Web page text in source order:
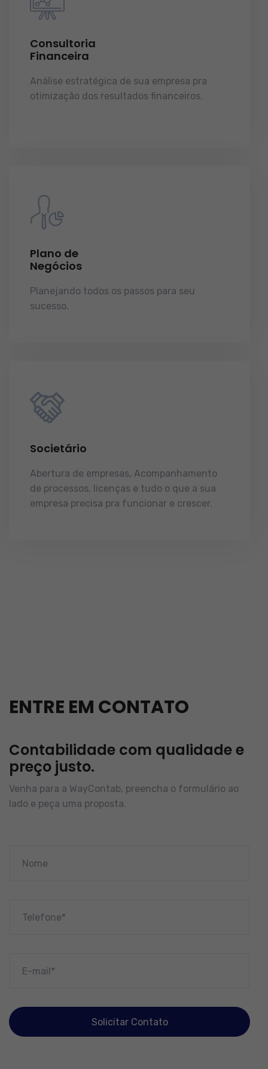
Consultoria
Financeira
Análise estratégica de sua empresa pra
otimização dos resultados financeiros.
Plano de
Negócios
Planejando todos os passos para seu
sucesso.
Societário
Abertura de empresas, Acompanhamento
de processos, licenças e tudo o que a sua
empresa precisa pra funcionar e crescer.
ENTRE EM CONTATO
Contabilidade com qualidade e
preço justo.
Venha para a WayContab, preencha o formulário ao
lado e peça uma proposta.